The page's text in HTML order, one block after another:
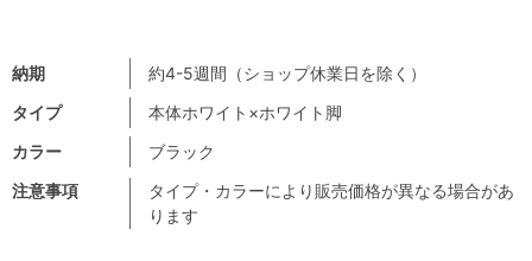
注意事項
タイプ・カラーにより販売価格が異なる場合があ
ります
納期
約4-5週間（ショップ休業日を除く）
タイプ
本体ホワイト×ホワイト脚
カラー
ブラック